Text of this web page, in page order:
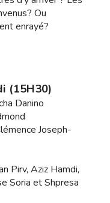
Ou
enrayé?
(15H30)
Danino
Joseph-
Pirv, Aziz Hamdi,
Soria et Shpresa